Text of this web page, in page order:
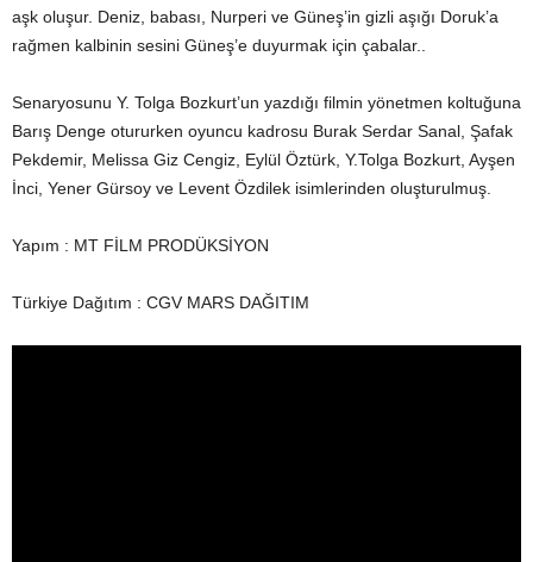
aşk oluşur. Deniz, babası, Nurperi ve Güneş’in gizli aşığı Doruk’a
rağmen kalbinin sesini Güneş’e duyurmak için çabalar..
Senaryosunu Y. Tolga Bozkurt’un yazdığı filmin yönetmen koltuğuna
Barış Denge otururken oyuncu kadrosu Burak Serdar Sanal, Şafak
Pekdemir, Melissa Giz Cengiz, Eylül Öztürk, Y.Tolga Bozkurt, Ayşen
İnci, Yener Gürsoy ve Levent Özdilek isimlerinden oluşturulmuş.
Yapım : MT FİLM PRODÜKSİYON
Türkiye Dağıtım : CGV MARS DAĞITIM